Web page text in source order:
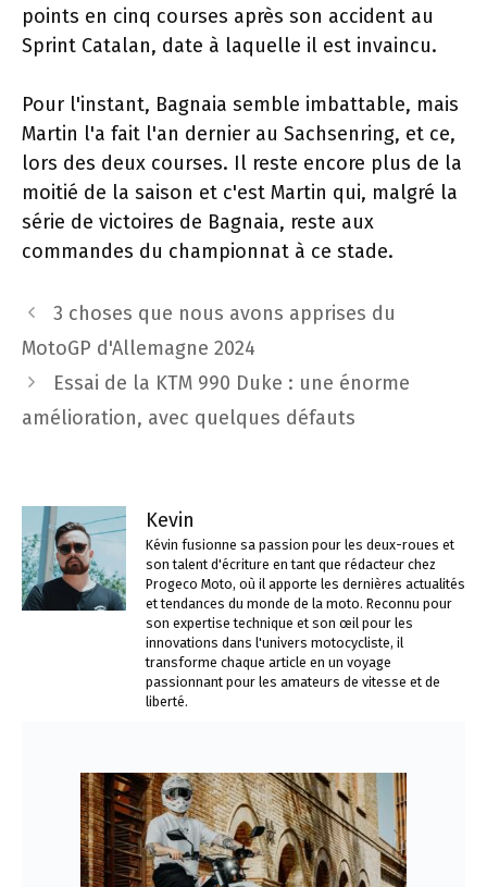
points en cinq courses après son accident au
Sprint Catalan, date à laquelle il est invaincu.
Pour l'instant, Bagnaia semble imbattable, mais
Martin l'a fait l'an dernier au Sachsenring, et ce,
lors des deux courses. Il reste encore plus de la
moitié de la saison et c'est Martin qui, malgré la
série de victoires de Bagnaia, reste aux
commandes du championnat à ce stade.
Navigation
des
3 choses que nous avons apprises du
MotoGP d'Allemagne 2024
Essai de la KTM 990 Duke : une énorme
amélioration, avec quelques défauts
Kevin
Kévin fusionne sa passion pour les deux-roues et
son talent d'écriture en tant que rédacteur chez
Progeco Moto, où il apporte les dernières actualités
et tendances du monde de la moto. Reconnu pour
son expertise technique et son œil pour les
innovations dans l'univers motocycliste, il
transforme chaque article en un voyage
passionnant pour les amateurs de vitesse et de
liberté.